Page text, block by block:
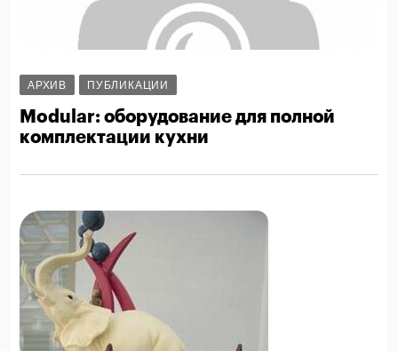
АРХИВ ПУБЛИКАЦИИ
Modular: оборудование для полной
комплектации кухни